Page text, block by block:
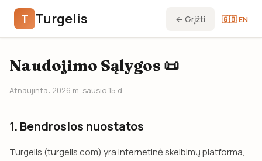
T Turgelis ← Grįžti 🇬🇧 EN
Naudojimo Sąlygos 📜
Atnaujinta: 2026 m. sausio 15 d.
1. Bendrosios nuostatos
Turgelis (turgelis.com) yra internetinė skelbimų platforma,